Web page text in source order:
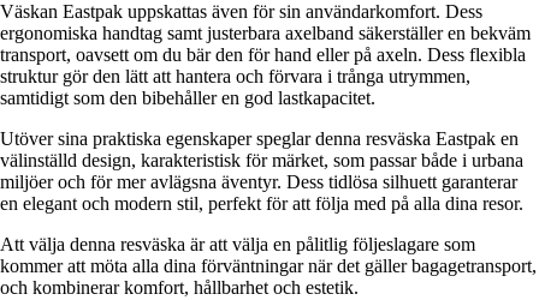
Väskan Eastpak uppskattas även för sin användarkomfort. Dess
ergonomiska handtag samt justerbara axelband säkerställer en bekväm
transport, oavsett om du bär den för hand eller på axeln. Dess flexibla
struktur gör den lätt att hantera och förvara i trånga utrymmen,
samtidigt som den bibehåller en god lastkapacitet.
Utöver sina praktiska egenskaper speglar denna resväska Eastpak en
välinställd design, karakteristisk för märket, som passar både i urbana
miljöer och för mer avlägsna äventyr. Dess tidlösa silhuett garanterar
en elegant och modern stil, perfekt för att följa med på alla dina resor.
Att välja denna resväska är att välja en pålitlig följeslagare som
kommer att möta alla dina förväntningar när det gäller bagagetransport,
och kombinerar komfort, hållbarhet och estetik.